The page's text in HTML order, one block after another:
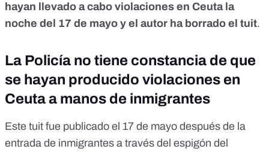
hayan llevado a cabo violaciones en Ceuta la
noche del 17 de mayo y el autor ha borrado el tuit.
La Policía no tiene constancia de que
se hayan producido violaciones en
Ceuta a manos de inmigrantes
Este tuit fue publicado el 17 de mayo después de la
entrada de inmigrantes a través del espigón del